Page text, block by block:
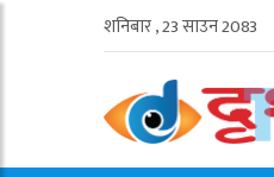
शनिबार , 23 साउन 2083